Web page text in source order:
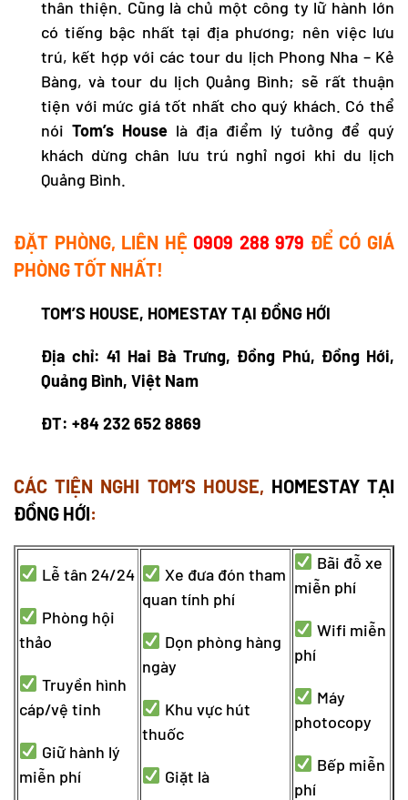
thân thiện. Cũng là chủ một công ty lữ hành lớn
có tiếng bậc nhất tại địa phương; nên việc lưu
trú, kết hợp với các tour du lịch Phong Nha – Kẻ
Bàng, vàtour du lịch Quảng Bình; sẽ rất thuận
tiện với mức giá tốt nhất cho quý khách. Có thể
nói Tom’s House là địa điểm lý tưởng để quý
khách dừng chân lưu trú nghỉ ngơi khi du lịch
Quảng Bình.
ĐẶT PHÒNG, LIÊN HỆ 0909 288 979 ĐỂ CÓ GIÁ
PHÒNG TỐT NHẤT!
TOM’S HOUSE, HOMESTAY TẠI ĐỒNG HỚI
Địa chỉ: 41 Hai Bà Trưng, Đồng Phú, Đồng Hới,
Quảng Bình, Việt Nam
ĐT: +84 232 652 8869
CÁC TIỆN NGHI TOM’S HOUSE, HOMESTAY TẠI
ĐỒNG HỚI:
Lễ tân 24/24
Phòng hội
thảo
Truyền hình
cáp/vệ tinh
Giữ hành lý
miễn phí
Xe đưa đón tham
quan tính phí
Dọn phòng hàng
ngày
Khu vực hút
thuốc
Giặt là
Bãi đỗ xe
miễn phí
Wifi miễn
phí
Máy
photocopy
Bếp miễn
phí